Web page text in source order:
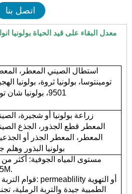
اتصل بنا
استطال الصيني المعطر،
تومينتوسا، بولونيا ثروة، بولونيا
9501، بولونيا شان تونغ
زراعة بولونيا أو شجيرة،
المعطر قطع الجذور، الجذع
المعطر، المعطر الجذر أو
بولونيا البذور وهلم
1.5M.
الطميية جيدة والتربة الرملية،